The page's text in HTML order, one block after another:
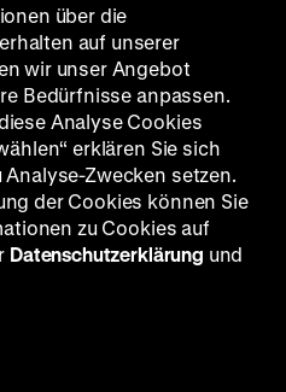
über die
auf unserer
wir unser Angebot
Bedürfnisse anpassen.
Analyse Cookies
erklären Sie sich
Zwecken setzen.
der Cookies können Sie
zu Cookies auf
Datenschutzerklärung und